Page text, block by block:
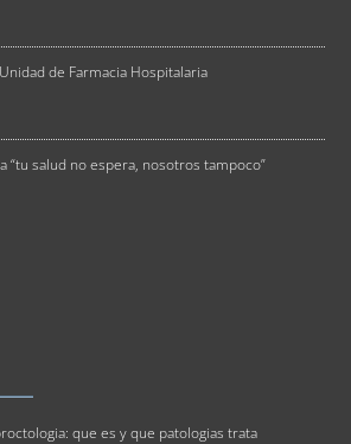
de Farmacia Hospitalaria
“tu salud no espera, nosotros tampoco”
que es y que patologias trata